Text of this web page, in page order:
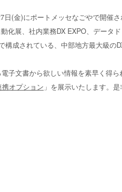
(金)にポートメッセなごやで開催さ
化展、社内業務DX EXPO、データ
成されている、中部地方最大級の
子文書から欲しい情報を素早く得
オプション 」を展示いたします。